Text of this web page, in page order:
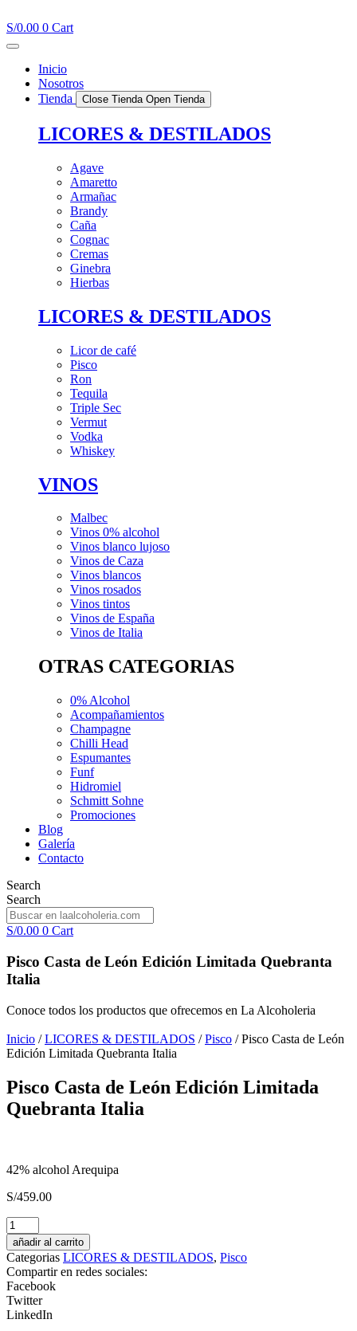
al
contenido
S/0.00 0 Cart
Inicio
Nosotros
Tienda
Close Tienda Open Tienda
LICORES & DESTILADOS
Agave
Amaretto
Armañac
Brandy
Caña
Cognac
Cremas
Ginebra
Hierbas
LICORES & DESTILADOS
Licor de café
Pisco
Ron
Tequila
Triple Sec
Vermut
Vodka
Whiskey
VINOS
Malbec
Vinos 0% alcohol
Vinos blanco lujoso
Vinos de Caza
Vinos blancos
Vinos rosados
Vinos tintos
Vinos de España
Vinos de Italia
OTRAS CATEGORIAS
0% Alcohol
Acompañamientos
Champagne
Chilli Head
Espumantes
Funf
Hidromiel
Schmitt Sohne
Promociones
Blog
Galería
Contacto
Search
Search
S/0.00 0 Cart
Pisco Casta de León Edición Limitada Quebranta
Italia
Conoce todos los productos que ofrecemos en La Alcoholeria
Inicio /LICORES & DESTILADOS /Pisco / Pisco Casta de León
Edición Limitada Quebranta Italia
Pisco Casta de León Edición Limitada
Quebranta Italia
42% alcohol Arequipa
S/459.00
Finca
Rotondo
2022
Malbec
Merlot
Cabernet
Sauvignon
cantidad
añadir al carrito
Categorias LICORES & DESTILADOS, Pisco
Compartir en redes sociales:
Facebook
Twitter
LinkedIn